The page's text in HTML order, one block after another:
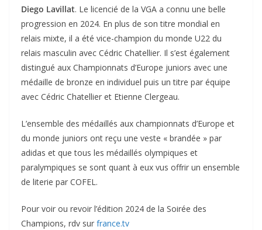
Diego Lavillat. Le licencié de la VGA a connu une belle
progression en 2024. En plus de son titre mondial en
relais mixte, il a été vice-champion du monde U22 du
relais masculin avec Cédric Chatellier. Il s’est également
distingué aux Championnats d’Europe juniors avec une
médaille de bronze en individuel puis un titre par équipe
avec Cédric Chatellier et Etienne Clergeau.
L’ensemble des médaillés aux championnats d’Europe et
du monde juniors ont reçu une veste « brandée » par
adidas et que tous les médaillés olympiques et
paralympiques se sont quant à eux vus offrir un ensemble
de literie par COFEL.
Pour voir ou revoir l’édition 2024 de la Soirée des
Champions, rdv sur france.tv